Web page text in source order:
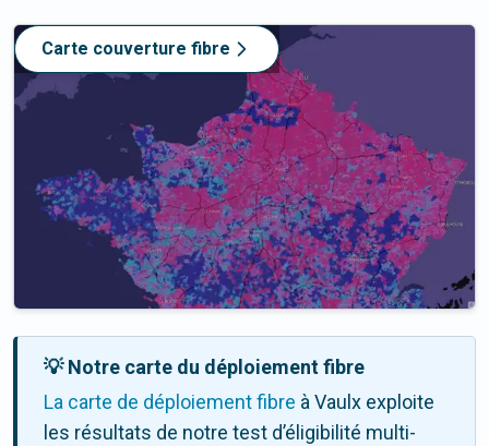
Carte couverture fibre
💡 Notre carte du déploiement fibre
La carte de déploiement fibre à Vaulx exploite
les résultats de notre test d’éligibilité multi-